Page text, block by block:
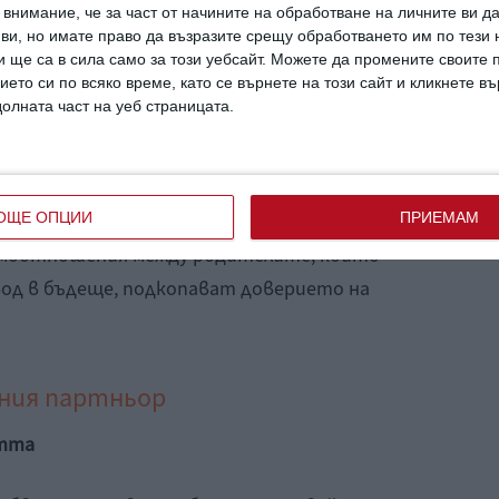
че за част от начините на обработване на личните ви
ви, но имате право да възразите срещу обработването им по тези
ще са в сила само за този уебсайт. Можете да промените своите
си по всяко време, като се върнете на този сайт и кликнете
част на уеб страницата.
ОПЦИИ ПРИЕМАМ
ще повлияе на бъдещите им
Например, ако във вашето
и емоции, един ден детето ще намери
благополучието на детето е
между родителите, които
в бъдеще, подкопават доверието на
партньор